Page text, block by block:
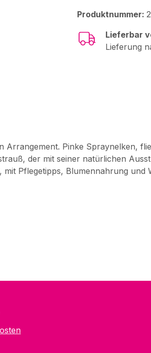
Produktnummer:
Lieferbar
Lieferung
Arrangement. Pinke Spraynelken,
der mit seiner natürlichen
Pflegetipps, Blumennahrung und